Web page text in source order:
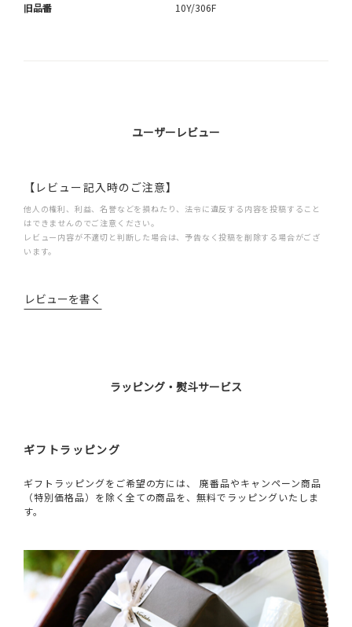
旧品番 10Y/306F
ユーザーレビュー
【レビュー記入時のご注意】
他人の権利、利益、名誉などを損ねたり、法令に違反する内容を投稿すること
はできませんのでご注意ください。
レビュー内容が不適切と判断した場合は、予告なく投稿を削除する場合がござ
います。
レビューを書く
ラッピング・熨斗サービス
ギフトラッピング
ギフトラッピングをご希望の方には、 廃番品やキャンペーン商品
（特別価格品）を除く全ての商品を、無料でラッピングいたしま
す。